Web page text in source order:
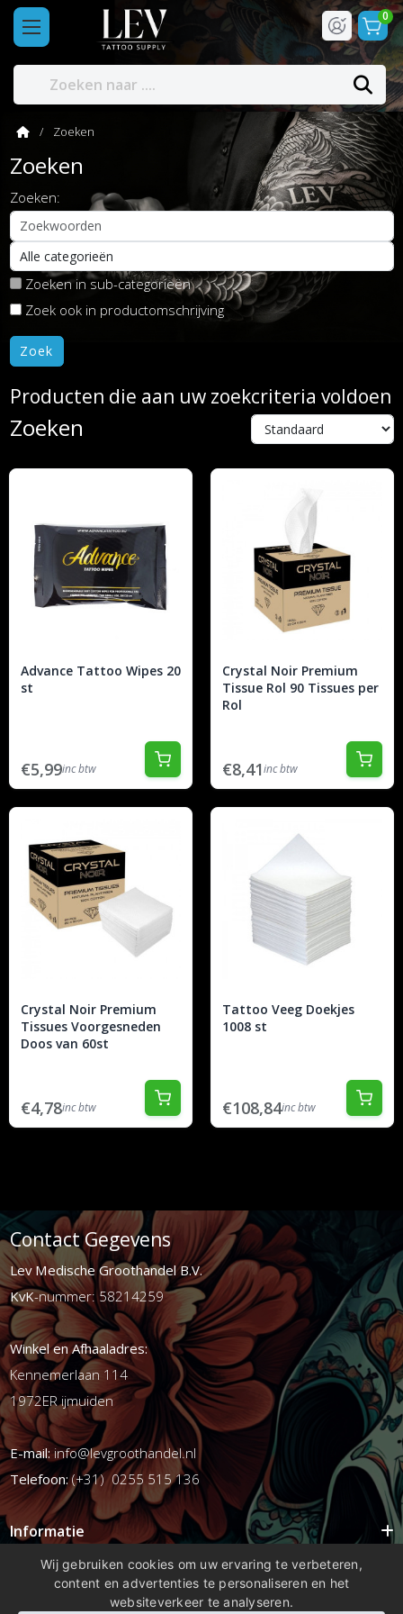
0
Zoeken
Zoeken
Zoeken:
Zoeken in sub-categorieën
Zoek ook in productomschrijving
Producten die aan uw zoekcriteria voldoen
Zoeken
Advance Tattoo Wipes 20
st
€5,99inc btw
Crystal Noir Premium
Tissue Rol 90 Tissues per
Rol
€8,41inc btw
Crystal Noir Premium
Tissues Voorgesneden
Doos van 60st
€4,78inc btw
Tattoo Veeg Doekjes
1008 st
€108,84inc btw
Contact Gegevens
Lev Medische Groothandel B.V.
KvK-nummer: 58214259
Winkel en Afhaaladres:
Kennemerlaan 114
1972ER ijmuiden
E-mail:info@levgroothandel.nl
Telefoon:(+31) 0255 515 136
Informatie
Mijn account
Wij gebruiken cookies om uw ervaring te verbeteren,
content en advertenties te personaliseren en het
websiteverkeer te analyseren.